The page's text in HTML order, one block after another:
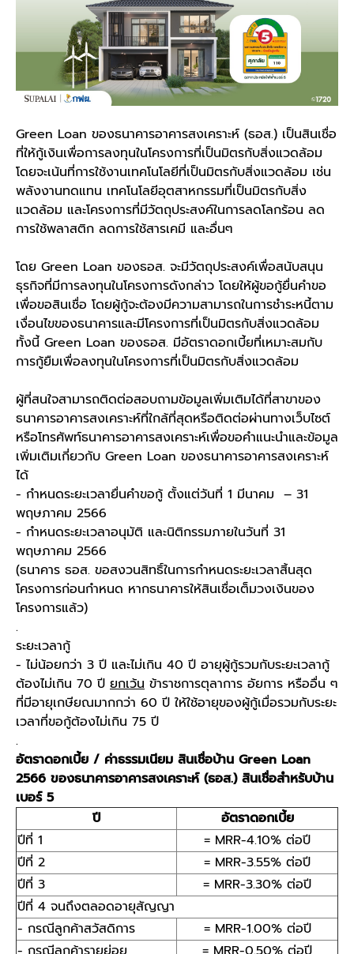
Green Loan ของธนาคารอาคารสงเคราะห์ (ธอส.) เป็นสินเชื่อ
ที่ให้กู้เงินเพื่อการลงทุนในโครงการที่เป็นมิตรกับสิ่งแวดล้อม
โดยจะเน้นที่การใช้งานเทคโนโลยีที่เป็นมิตรกับสิ่งแวดล้อม เช่น
พลังงานทดแทน เทคโนโลยีอุตสาหกรรมที่เป็นมิตรกับสิ่ง
แวดล้อม และโครงการที่มีวัตถุประสงค์ในการลดโลกร้อน ลด
การใช้พลาสติก ลดการใช้สารเคมี และอื่นๆ
โดย Green Loan ของธอส. จะมีวัตถุประสงค์เพื่อสนับสนุน
ธุรกิจที่มีการลงทุนในโครงการดังกล่าว โดยให้ผู้ขอกู้ยื่นคำขอ
เพื่อขอสินเชื่อ โดยผู้กู้จะต้องมีความสามารถในการชำระหนี้ตาม
เงื่อนไขของธนาคารและมีโครงการที่เป็นมิตรกับสิ่งแวดล้อม
ทั้งนี้ Green Loan ของธอส. มีอัตราดอกเบี้ยที่เหมาะสมกับ
การกู้ยืมเพื่อลงทุนในโครงการที่เป็นมิตรกับสิ่งแวดล้อม
ผู้ที่สนใจสามารถติดต่อสอบถามข้อมูลเพิ่มเติมได้ที่สาขาของ
ธนาคารอาคารสงเคราะห์ที่ใกล้ที่สุดหรือติดต่อผ่านทางเว็บไซต์
หรือโทรศัพท์ธนาคารอาคารสงเคราะห์เพื่อขอคำแนะนำและข้อมูล
เพิ่มเติมเกี่ยวกับ Green Loan ของธนาคารอาคารสงเคราะห์
ได้
- กำหนดระยะเวลายื่นคำขอกู้ ตั้งแต่วันที่ 1 มีนาคม – 31
พฤษภาคม 2566
- กำหนดระยะเวลาอนุมัติ และนิติกรรมภายในวันที่ 31
พฤษภาคม 2566
(ธนาคาร ธอส. ขอสงวนสิทธิ์ในการกำหนดระยะเวลาสิ้นสุด
โครงการก่อนกำหนด หากธนาคารให้สินเชื่อเต็มวงเงินของ
โครงการแล้ว)
.
ระยะเวลากู้
- ไม่น้อยกว่า 3 ปี และไม่เกิน 40 ปี อายุผู้กู้รวมกับระยะเวลากู้
ต้องไม่เกิน 70 ปี ยกเว้น ข้าราชการตุลาการ อัยการ หรืออื่น ๆ
ที่มีอายุเกษียณมากกว่า 60 ปี ให้ใช้อายุของผู้กู้เมื่อรวมกับระยะ
เวลาที่ขอกู้ต้องไม่เกิน 75 ปี
.
อัตราดอกเบี้ย / ค่าธรรมเนียม สินเชื่อบ้าน Green Loan
2566 ของธนาคารอาคารสงเคราะห์ (ธอส.) สินเชื่อสำหรับบ้าน
เบอร์ 5
ปี
อัตราดอกเบี้ย
ปีที่ 1
= MRR-4.10% ต่อปี
ปีที่ 2
= MRR-3.55% ต่อปี
ปีที่ 3
= MRR-3.30% ต่อปี
ปีที่ 4 จนถึงตลอดอายุสัญญา
- กรณีลูกค้าสวัสดิการ
= MRR-1.00% ต่อปี